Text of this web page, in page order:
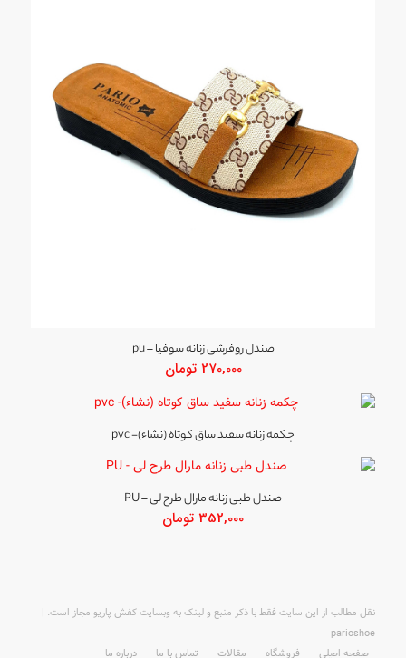
صندل روفرشی زنانه سوفیا – pu
270,000 تومان
چکمه زنانه سفید ساق کوتاه (نشاء)- pvc
صندل طبی زنانه مارال طرح لی – PU
352,000 تومان
نقل مطالب از این سایت فقط با ذکر منبع و لینک به وبسایت کفش پاریو مجاز است. |
parioshoe
صفحه اصلی
فروشگاه مقالات تماس با ما درباره ما